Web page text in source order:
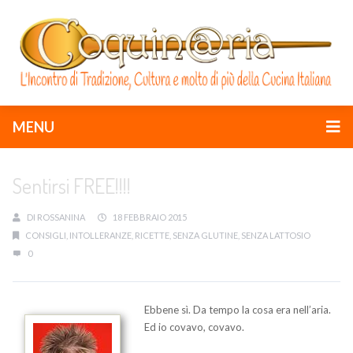
MENU
Sentirsi FREE!!!!
DI ROSSANINA
18 FEBBRAIO 2015
CONSIGLI INTOLLERANZE RICETTE SENZA GLUTINE SENZA LATTOSIO
0
Ebbene sì. Da tempo la cosa era nell’aria.
Ed io covavo, covavo.